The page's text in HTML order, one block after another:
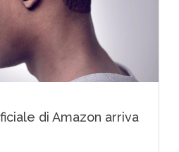
di Amazon arriva